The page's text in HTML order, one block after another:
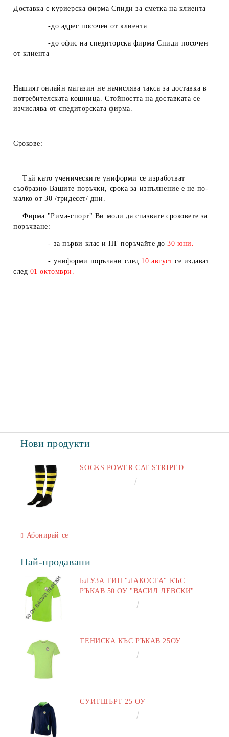
Доставка с куриерска фирма Спиди за сметка на клиента
-до адрес посочен от клиента
-до офис на спедиторска фирма Спиди посочен
от клиента
Нашият онлайн магазин не начислява такса за доставка в
потребителската кошница. Стойността на доставката се
изчислява от спедиторската фирма.
Срокове:
Тъй като ученическите униформи се изработват
съобразно Вашите поръчки, срока за изпълнение е не по-
малко от 30 /тридесет/ дни.
Фирма "Рима-спорт" Ви моли да спазвате сроковете за
поръчване:
- за първи клас и ПГ поръчайте до30 юни.
- униформи поръчани след 10 август се издават
след 01 октомври.
Нови продукти
SOCKS POWER CAT STRIPED
Абонирай се
Най-продавани
БЛУЗА ТИП "ЛАКОСТА" КЪС
РЪКАВ 50 ОУ "ВАСИЛ ЛЕВСКИ"
ТЕНИСКА КЪС РЪКАВ 25ОУ
СУИТШЪРТ 25 ОУ